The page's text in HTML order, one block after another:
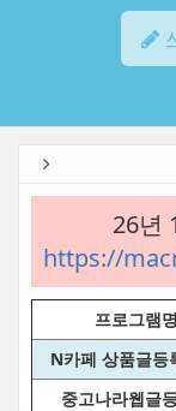
26년
https://
프로그램명
N카페 상품글등
중고나라웹글